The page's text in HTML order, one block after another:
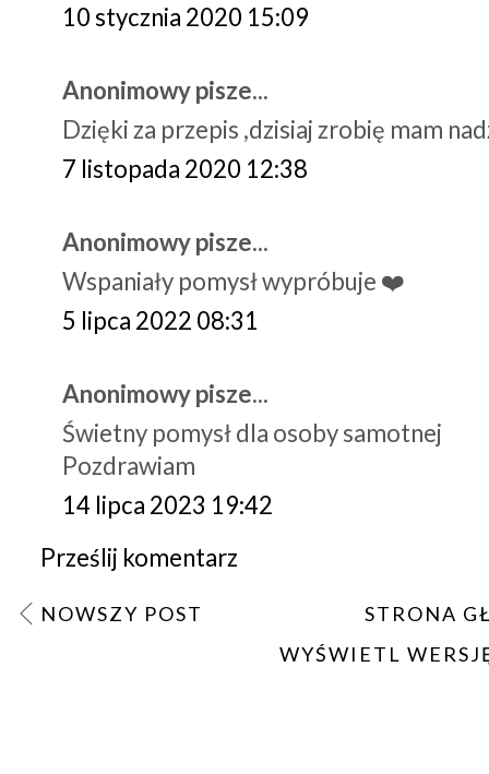
10 stycznia 2020 15:09
Anonimowy pisze...
Dzięki za przepis ,dzisiaj zrobię mam
7 listopada 2020 12:38
Anonimowy pisze...
Wspaniały pomysł wypróbuje ❤️
5 lipca 2022 08:31
Anonimowy pisze...
Świetny pomysł dla osoby samotnej
Pozdrawiam
14 lipca 2023 19:42
Prześlij komentarz
NOWSZY POST
STRONA
WYŚWIETL